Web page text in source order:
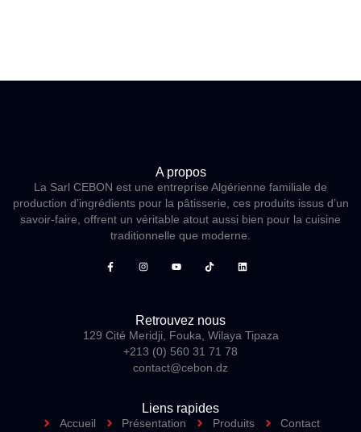
A propos
La Sarl CEBON est une entreprise Algérienne familiale de
production d’ingrédients pour la pâtisserie, ces produits issus d’un
savoir-faire, offrent un véritable atout aussi bien pour la cuisine
traditionnelle que moderne.
Retrouvez nous
129 Cité Meridji, Fouka, Wilaya Tipaza
+213 (0) 560 31 71 78
contact@cebon.dz
Liens rapides
Accueil Présentation Produits Contact